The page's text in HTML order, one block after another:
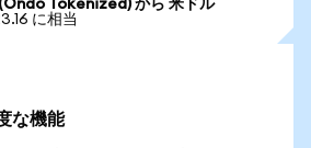
Tokenized) から 米ドル
に相当
な機能